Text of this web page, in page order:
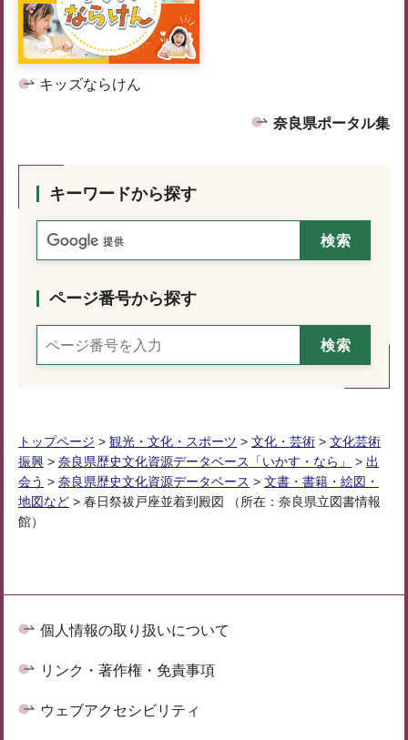
キッズならけん
奈良県ポータル集
キーワードから探す
ページ番号から探す
トップページ > 観光・文化・スポーツ > 文化・芸術 > 文化芸術
振興 > 奈良県歴史文化資源データベース「いかす・なら」 > 出
会う > 奈良県歴史文化資源データベース > 文書・書籍・絵図・
地図など > 春日祭祓戸座並着到殿図 （所在：奈良県立図書情報
館）
個人情報の取り扱いについて
リンク・著作権・免責事項
ウェブアクセシビリティ